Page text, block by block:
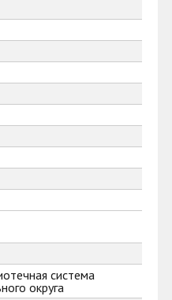
система
округа